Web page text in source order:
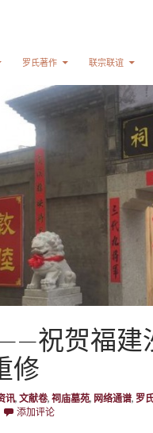
罗氏著作 联宗联谊
祝贺福建
修
讯, 文献卷, 祠庙墓苑, 网络通谱, 罗
添加评论